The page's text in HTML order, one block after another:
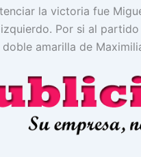
la victoria fue
Por si al
amarilla de